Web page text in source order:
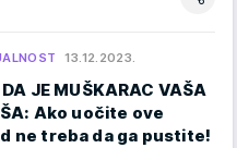
13.12.2023.
JE MUŠKARAC VAŠA
Ako uočite ove
ne treba da ga pustite!